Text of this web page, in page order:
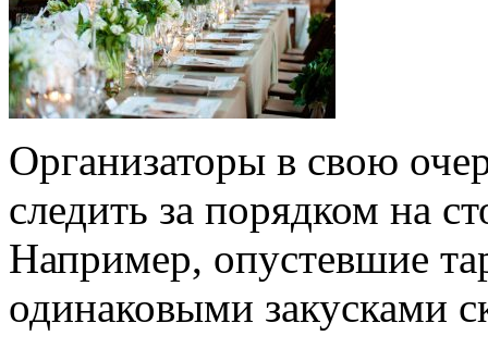
Организаторы в свою
следить за порядком на
Например, опустевшие
одинаковыми закусками